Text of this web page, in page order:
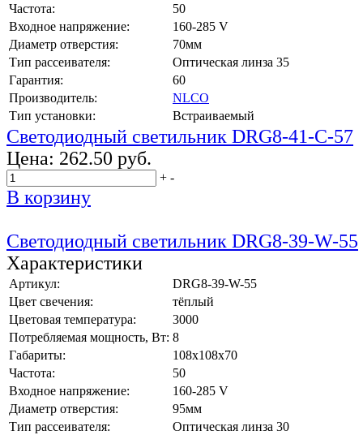
Частота:
50
Входное напряжение:
160-285 V
Диаметр отверстия:
70мм
Тип рассеивателя:
Оптическая линза 35
Гарантия:
60
Производитель:
NLCO
Тип установки:
Встраиваемый
Светодиодный светильник DRG8-41-C-57
Цена: 262.50 руб.
+ -
В корзину
Светодиодный светильник DRG8-39-W-55
Характеристики
Артикул:
DRG8-39-W-55
Цвет свечения:
тёплый
Цветовая температура:
3000
Потребляемая мощность, Вт: 8
Габариты:
108x108x70
Частота:
50
Входное напряжение:
160-285 V
Диаметр отверстия:
95мм
Тип рассеивателя:
Оптическая линза 30